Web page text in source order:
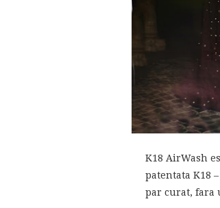
K18 AirWash
patentata K18
par curat, fara